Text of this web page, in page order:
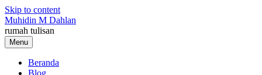
Skip to content
Muhidin M Dahlan
rumah tulisan
Menu
Beranda
Blog